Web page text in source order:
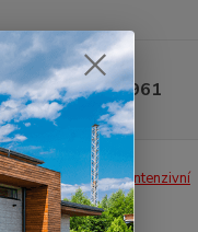
+420 377 441 961
Dekorační vosk - Intenzivní